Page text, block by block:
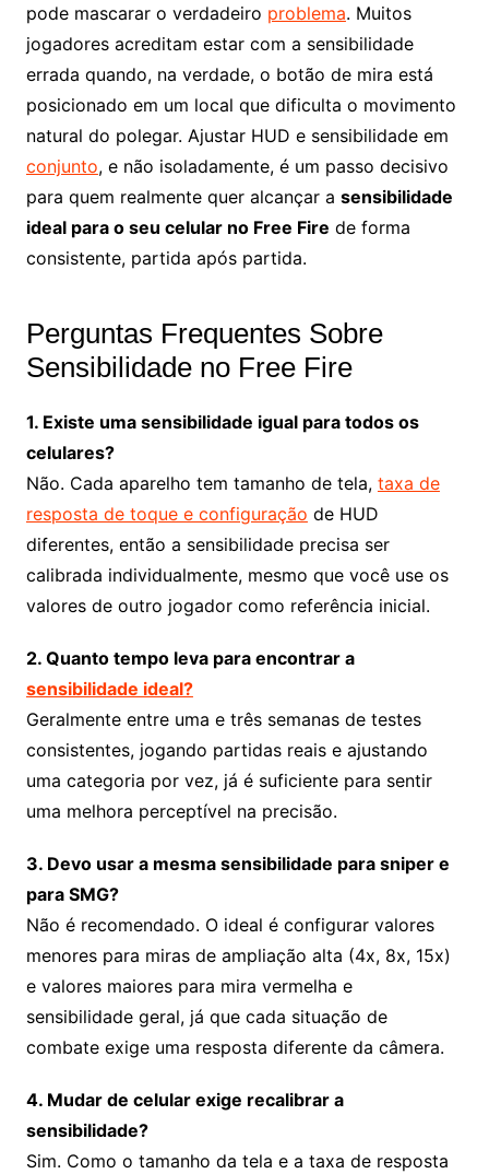
pode mascarar o verdadeiro problema. Muitos
jogadores acreditam estar com a sensibilidade
errada quando, na verdade, o botão de mira está
posicionado em um local que dificulta o movimento
natural do polegar. Ajustar HUD e sensibilidade em
conjunto, e não isoladamente, é um passo decisivo
para quem realmente quer alcançar a sensibilidade
ideal para o seu celular no Free Fire de forma
consistente, partida após partida.
Perguntas Frequentes Sobre
Sensibilidade no Free Fire
1. Existe uma sensibilidade igual para todos os
celulares?
Não. Cada aparelho tem tamanho de tela, taxa de
resposta de toque e configuração de HUD
diferentes, então a sensibilidade precisa ser
calibrada individualmente, mesmo que você use os
valores de outro jogador como referência inicial.
2. Quanto tempo leva para encontrar a
sensibilidade ideal?
Geralmente entre uma e três semanas de testes
consistentes, jogando partidas reais e ajustando
uma categoria por vez, já é suficiente para sentir
uma melhora perceptível na precisão.
3. Devo usar a mesma sensibilidade para sniper e
para SMG?
Não é recomendado. O ideal é configurar valores
menores para miras de ampliação alta (4x, 8x, 15x)
e valores maiores para mira vermelha e
sensibilidade geral, já que cada situação de
combate exige uma resposta diferente da câmera.
4. Mudar de celular exige recalibrar a
sensibilidade?
Sim. Como o tamanho da tela e a taxa de resposta